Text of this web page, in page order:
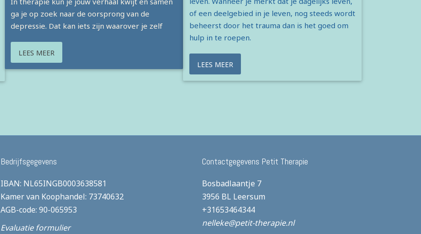
ga je op zoek naar de oorsprong van de
depressie. Dat kan iets zijn waarover je zelf
LEES MEER
of een deelgebied in je leven, nog steeds wordt
beheerst door het trauma dan is het goed om
hulp in te roepen.
LEES MEER
Bedrijfsgegevens
IBAN: NL65INGB0003638581
Kamer van Koophandel: 73740632
AGB-code: 90-065953
Evaluatie formulier
Contactgegevens Petit Therapie
Bosbadlaantje 7
3956 BL Leersum
+31653464344
nelleke@petit-therapie.nl